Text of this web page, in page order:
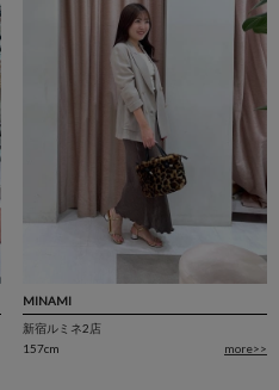
MINAMI
新宿ルミネ2店
157cm
more>>